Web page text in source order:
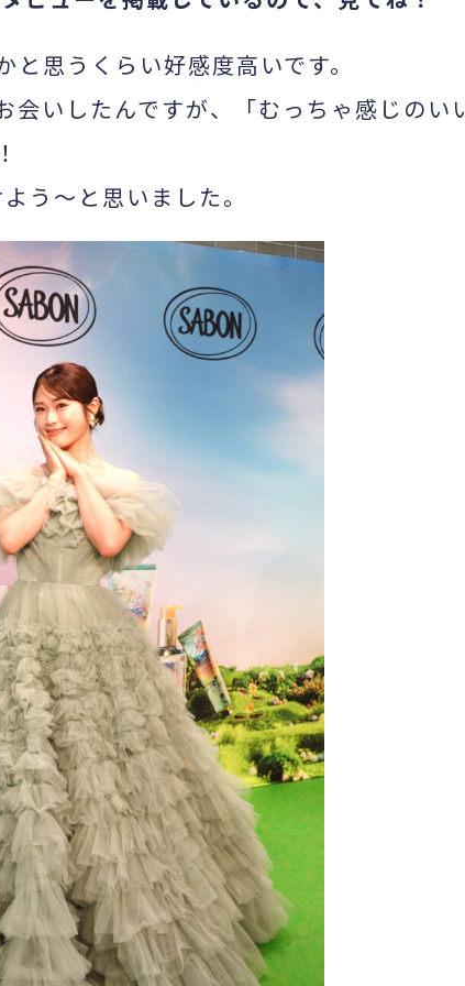
思うくらい好感度高いです。
会いしたんですが、「むっちゃ感じのい
う～と思いました。